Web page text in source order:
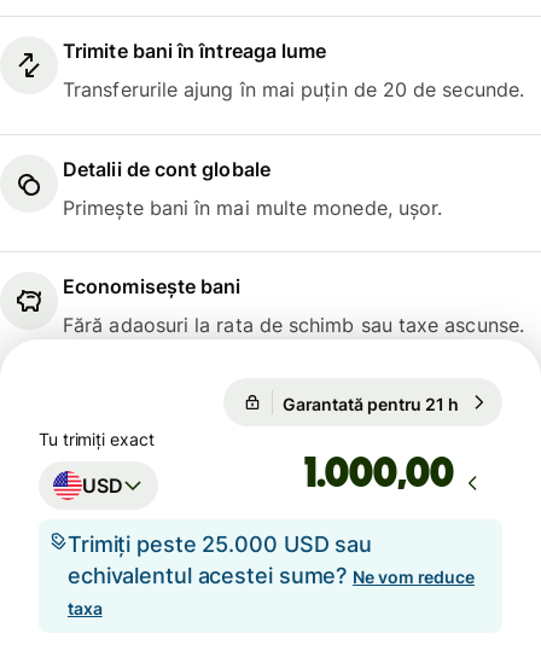
Trimite bani în întreaga lume
Transferurile ajung în mai puțin de 20 de secunde.
Detalii de cont globale
Primește bani în mai multe monede, ușor.
Economisește bani
Fără adaosuri la rata de schimb sau taxe ascunse.
Garantată pentru 21 h
Tu trimiți exact
USD ,00
Trimiți peste 25.000 USD sau
echivalentul acestei sume? Ne vom reduce
taxa